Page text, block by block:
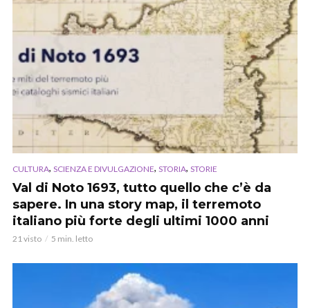
CULTURA, SCIENZA E DIVULGAZIONE, STORIA, STORIE
Val di Noto 1693, tutto quello che c’è da
sapere. In una story map, il terremoto
italiano più forte degli ultimi 1000 anni
21 visto 5 min. letto